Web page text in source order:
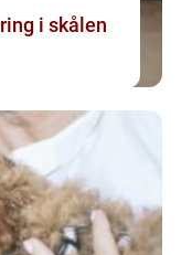
i skålen